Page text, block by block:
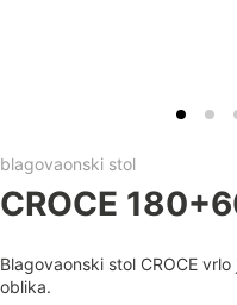
blagovaonski stol
CROCE
Blagovaonski stol CROCE
oblika.